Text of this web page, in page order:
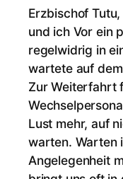
Erzbischof
und ich Vor ein
regelwidrig in
wartete auf
Zur Weiterfahrt
Lust mehr, auf
warten. Warten
Angelegenheit